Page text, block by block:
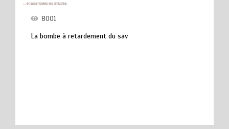
8001
La bombe à retardement du sav